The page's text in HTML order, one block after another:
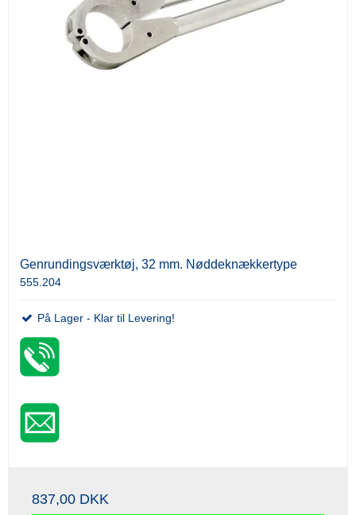
Genrundingsværktøj, 32 mm. Nøddeknækkertype
555.204
På Lager - Klar til Levering!
837,00 DKK